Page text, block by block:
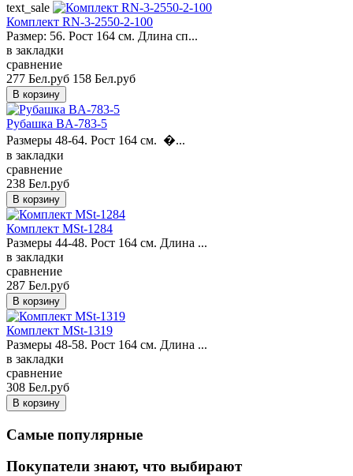
text_sale
Комплект RN-3-2550-2-100
Размер: 56. Рост 164 см. Длина сп...
в закладки
сравнение
277 Бел.руб 158 Бел.руб
Рубашка BA-783-5
Размеры 48-64. Рост 164 см. �...
в закладки
сравнение
238 Бел.руб
Комплект MSt-1284
Размеры 44-48. Рост 164 см. Длина ...
в закладки
сравнение
287 Бел.руб
Комплект MSt-1319
Размеры 48-58. Рост 164 см. Длина ...
в закладки
сравнение
308 Бел.руб
Самые популярные
Покупатели знают, что выбирают